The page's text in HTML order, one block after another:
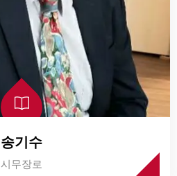
송기수
시무장로